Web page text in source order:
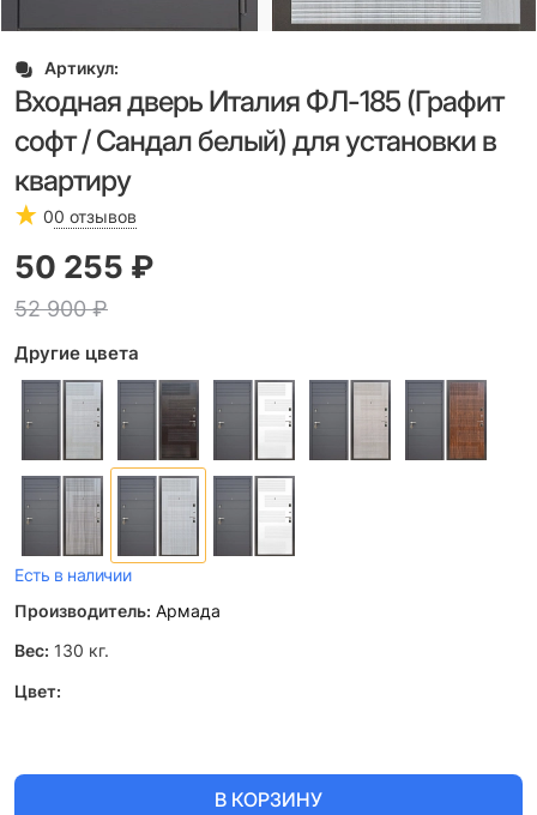
Артикул:
Входная дверь Италия ФЛ-185 (Графит
софт / Сандал белый) для установки в
квартиру
00 отзывов
52 900 ₽
50 255 ₽
Другие цвета
Есть в наличии
Производитель: Армада
Вес: 130 кг.
Цвет:
В КОРЗИНУ